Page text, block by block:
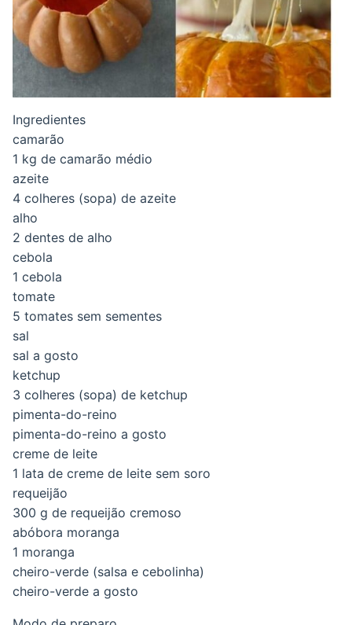
Ingredientes
camarão
1 kg de camarão médio
azeite
4 colheres (sopa) de azeite
alho
2 dentes de alho
cebola
1 cebola
tomate
5 tomates sem sementes
sal
sal a gosto
ketchup
3 colheres (sopa) de ketchup
pimenta-do-reino
pimenta-do-reino a gosto
creme de leite
1 lata de creme de leite sem soro
requeijão
300 g de requeijão cremoso
abóbora moranga
1 moranga
cheiro-verde (salsa e cebolinha)
cheiro-verde a gosto